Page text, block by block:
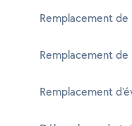
Remplacement
Remplacement
Remplacement